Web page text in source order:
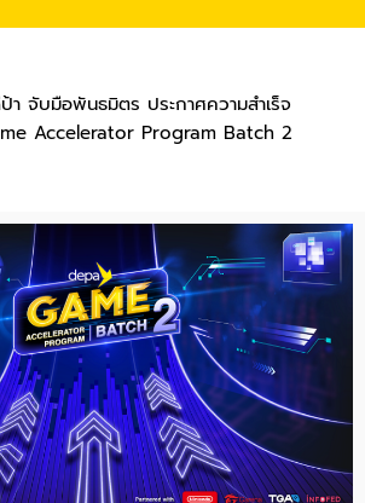
า จับมือพันธมิตร ประกาศความสำเร็จ
Accelerator Program Batch 2